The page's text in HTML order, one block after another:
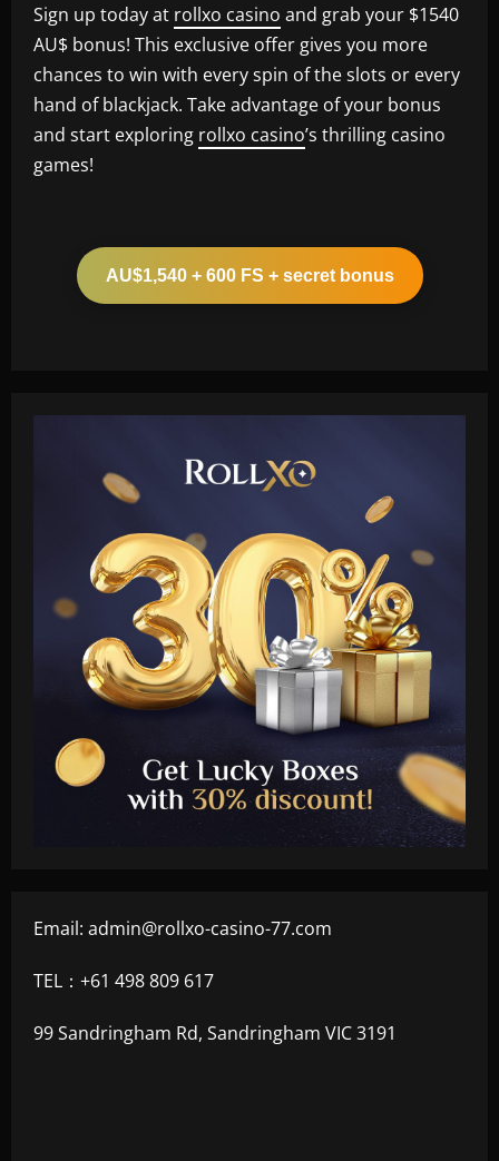
Sign up today at rollxo casino and grab your $1540
AU$ bonus! This exclusive offer gives you more
chances to win with every spin of the slots or every
hand of blackjack. Take advantage of your bonus
and start exploring rollxo casino’s thrilling casino
games!
AU$1,540 + 600 FS + secret bonus
Email: admin@rollxo-casino-77.com
TEL：+61 498 809 617
99 Sandringham Rd, Sandringham VIC 3191